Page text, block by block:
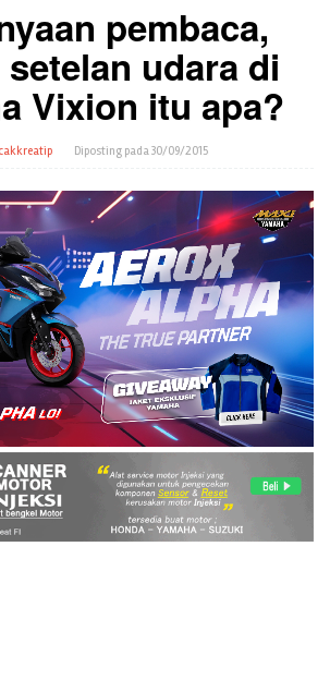
pembaca,
udara di
Vixion itu apa?
Diposting pada30/09/2015